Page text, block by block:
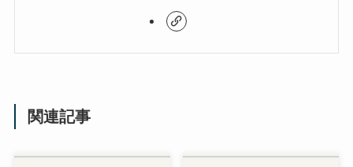
関連記事